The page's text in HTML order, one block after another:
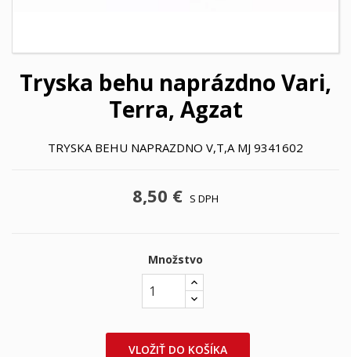
Tryska behu naprázdno Vari,
Terra, Agzat
TRYSKA BEHU NAPRAZDNO V,T,A MJ 9341602
8,50 € S DPH
Množstvo
VLOŽIŤ DO KOŠÍKA